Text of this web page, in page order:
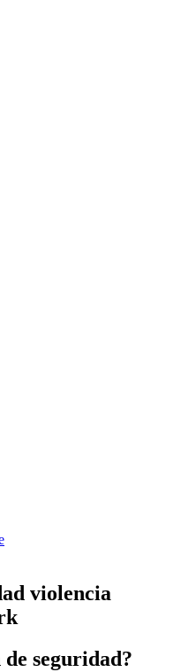
violencia
seguridad?